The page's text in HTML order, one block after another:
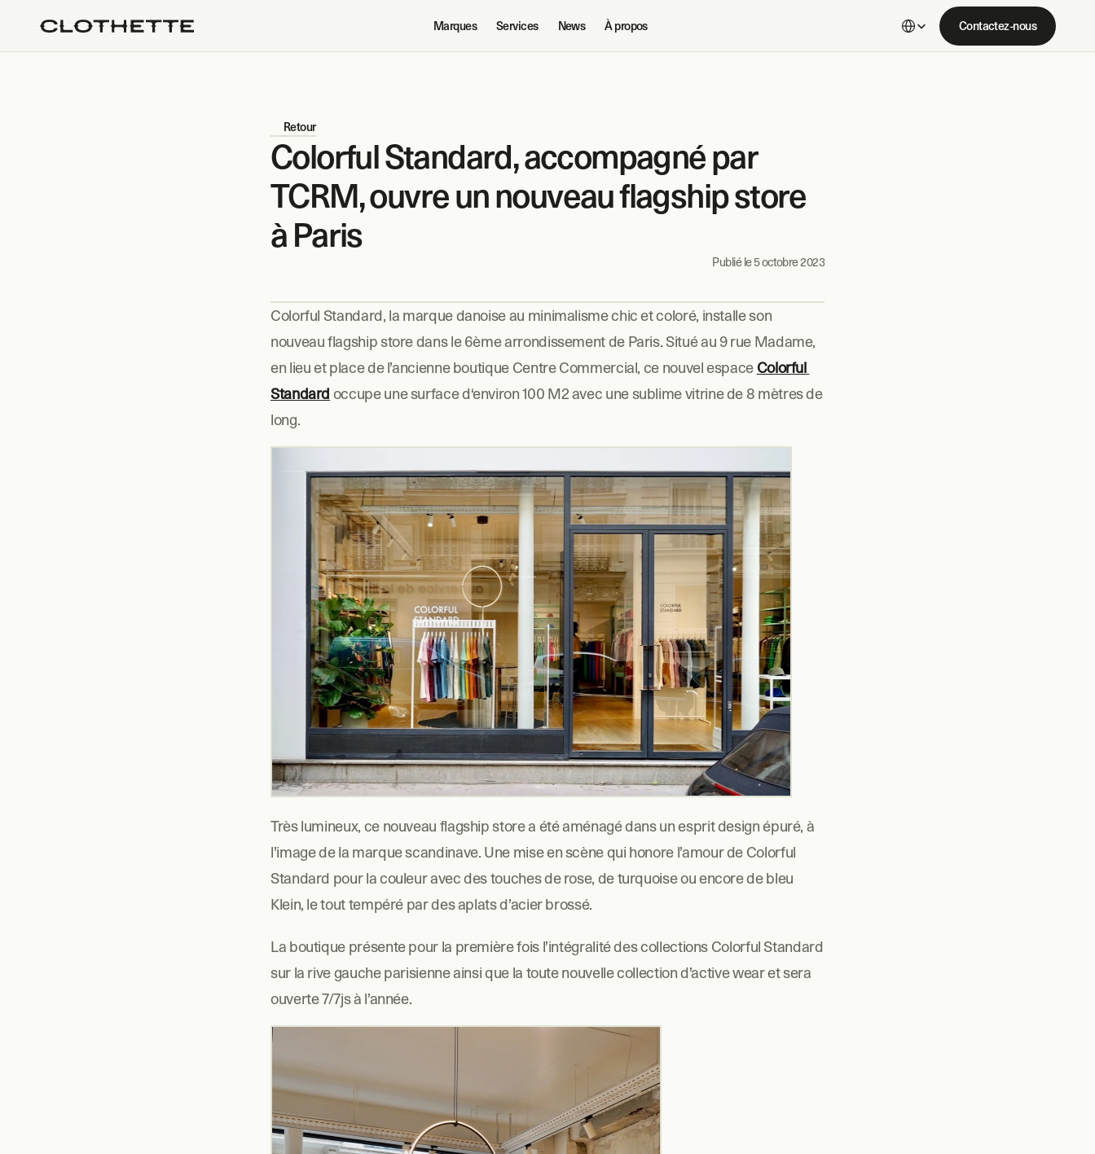
Marques Services News À propos
Select Language
Contactez-nous
Retour
Colorful Standard, accompagné par
TCRM, ouvre un nouveau flagship store
à Paris
Publié le 5 octobre 2023
Colorful Standard, la marque danoise au minimalisme chic et coloré, installe son
nouveau flagship store dans le 6ème arrondissement de Paris. Situé au 9 rue Madame,
en lieu et place de l’ancienne boutique Centre Commercial, ce nouvel espace Colorful
Standard occupe une surface d‘environ 100 M2 avec une sublime vitrine de 8 mètres de
long.
Très lumineux, ce nouveau flagship store a été aménagé dans un esprit design épuré, à
l’image de la marque scandinave. Une mise en scène qui honore l’amour de Colorful
Standard pour la couleur avec des touches de rose, de turquoise ou encore de bleu
Klein, le tout tempéré par des aplats d’acier brossé.
La boutique présente pour la première fois l’intégralité des collections Colorful Standard
sur la rive gauche parisienne ainsi que la toute nouvelle collection d’active wear et sera
ouverte 7/7js à l’année.